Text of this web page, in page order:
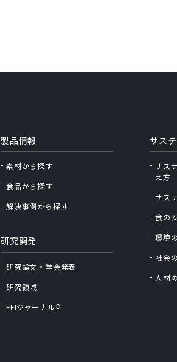
製品情報
素材から探す
食品から探す
解決事例から探す
研究開発
研究論文・学会発表
研究領域
FFIジャーナル®
サス
サス
え⽅
サス
食の
環境
社会
人材